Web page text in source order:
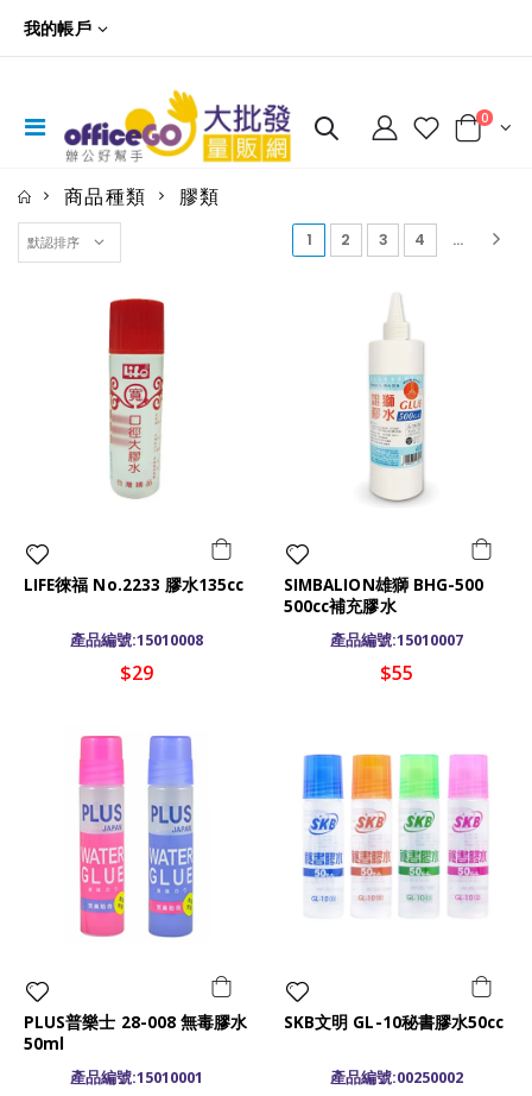
我的帳戶
0
商品種類 膠類
1(current)
2 3 4 ...
LIFE徠福 No.2233 膠水135cc
產品編號:15010008
$29
SIMBALION雄獅 BHG-500
500cc補充膠水
產品編號:15010007
$55
PLUS普樂士 28-008 無毒膠水
50ml
產品編號:15010001
SKB文明 GL-10秘書膠水50cc
產品編號:00250002